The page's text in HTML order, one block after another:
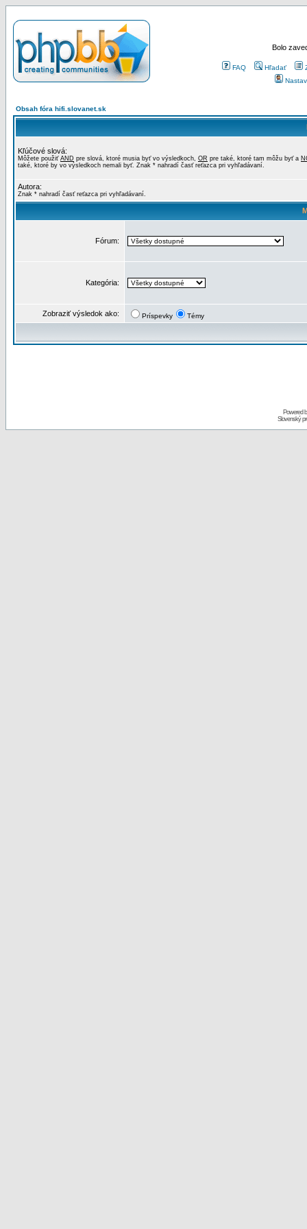
Bolo
FAQ Hľadať
Obsah fóra hifi.slovanet.sk
Kľúčové slová:
Môžete použiť AND pre slová, ktoré musia byť vo výsledkoch, OR pre také, ktoré tam môžu byť a
také, ktoré by vo výsledkoch nemali byť. Znak * nahradí časť reťazca pri vyhľadávaní.
Autora:
Znak * nahradí časť reťazca pri vyhľadávaní.
Fórum:
Kategória:
Zobraziť výsledok ako: Príspevky Témy
Powered
Slovenský